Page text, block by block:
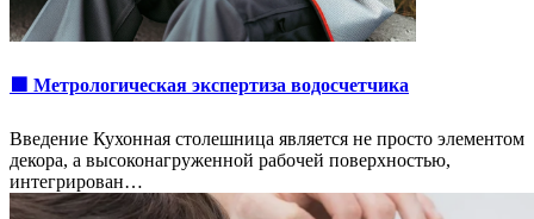
🟩 Метрологическая экспертиза водосчетчика
Введение Кухонная столешница является не просто элементом
декора, а высоконагруженной рабочей поверхностью,
интегрирован…